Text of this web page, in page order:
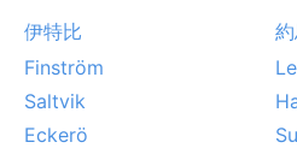
伊特比
Finström
Saltvik
Eckerö